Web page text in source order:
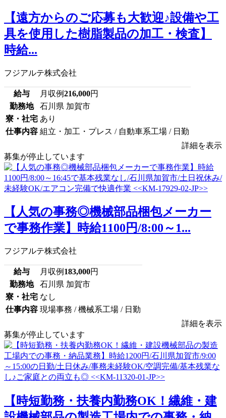
【遠方からのご応募も大歓迎♪設備や工
具を使用した樹脂製品の加工・検査】
時給...
フジアルテ株式会社
給与 月収例216,000円
勤務地
石川県 加賀市
寮・社宅 あり
仕事内容 組立・加工・プレス / 自動車系工場 / 日勤
詳細を表示
募集が停止しています
【人気の事務◎機械部品梱包メーカー
で事務作業】時給1100円/8:00～1...
フジアルテ株式会社
給与 月収例 183,000円
勤務地
石川県 加賀市
寮・社宅 なし
仕事内容 現場事務 / 機械系工場 / 日勤
詳細を表示
募集が停止しています
【時短勤務・扶養内勤務OK！繊維・建